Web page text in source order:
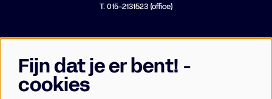
T. 015-2131523 (office)
Fijn dat je er bent! -
cookies